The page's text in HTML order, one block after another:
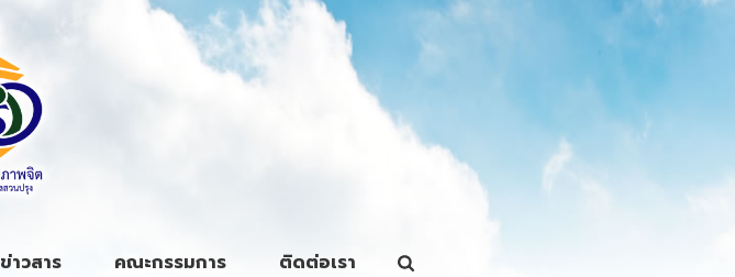
ข่าวสาร คณะกรรมการ ติดต่อเรา